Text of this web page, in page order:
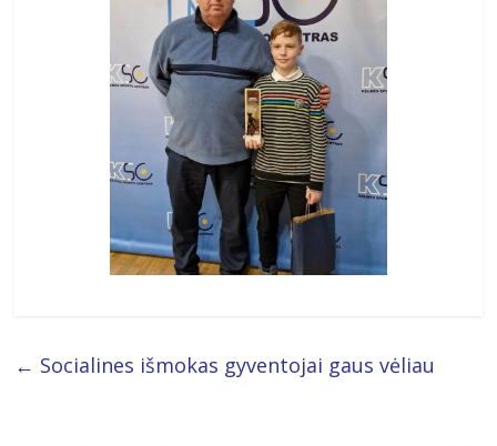
← Socialines išmokas gyventojai gaus vėliau